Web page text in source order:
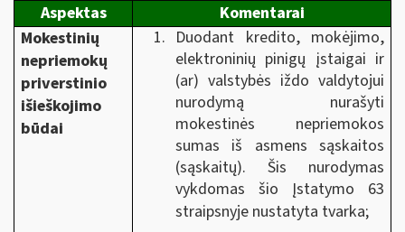
Aspektas
Komentarai
Mokestinių
nepriemokų
priverstinio
išieškojimo
būdai
Duodant kredito, mokėjimo,
elektroninių pinigų įstaigai ir
(ar) valstybės iždo valdytojui
nurodymą nurašyti
mokestinės nepriemokos
sumas iš asmens sąskaitos
(sąskaitų). Šis nurodymas
vykdomas šio Įstatymo 63
straipsnyje nustatyta tvarka;